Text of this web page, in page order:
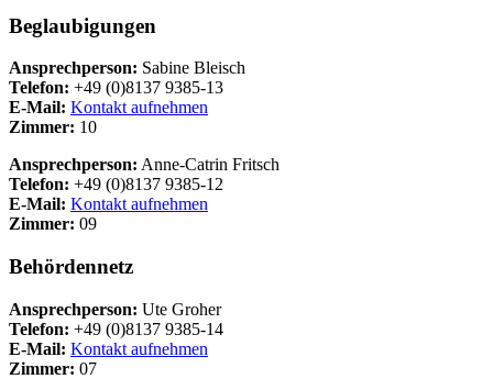
Beglaubigungen
Ansprechperson: Sabine Bleisch
Telefon: +49 (0)8137 9385-13
E-Mail: Kontakt aufnehmen
Zimmer: 10
Ansprechperson: Anne-Catrin Fritsch
Telefon: +49 (0)8137 9385-12
E-Mail: Kontakt aufnehmen
Zimmer: 09
Behördennetz
Ansprechperson: Ute Groher
Telefon: +49 (0)8137 9385-14
E-Mail: Kontakt aufnehmen
Zimmer: 07